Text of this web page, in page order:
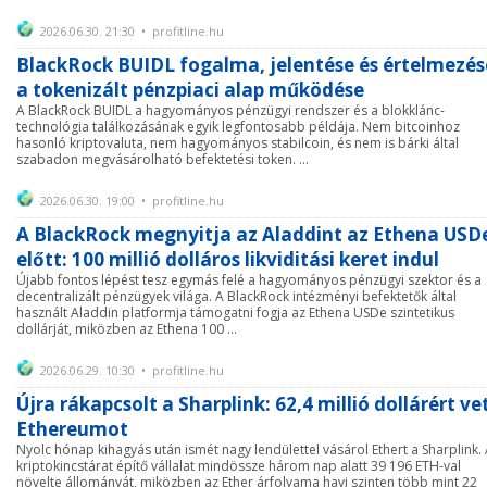
2026.06.30. 21:30 • profitline.hu
BlackRock BUIDL fogalma, jelentése és
a tokenizált pénzpiaci alap működése
A BlackRock BUIDL a hagyományos pénzügyi rendszer és a blokklánc-
technológia találkozásának egyik legfontosabb példája. Nem bitcoinhoz
hasonló kriptovaluta, nem hagyományos stabilcoin, és nem is bárki által
szabadon megvásárolható befektetési token. ...
2026.06.30. 19:00 • profitline.hu
A BlackRock megnyitja az Aladdint az Ethena
előtt: 100 millió dolláros likviditási keret indul
Újabb fontos lépést tesz egymás felé a hagyományos pénzügyi szektor és a
decentralizált pénzügyek világa. A BlackRock intézményi befektetők által
használt Aladdin platformja támogatni fogja az Ethena USDe szintetikus
dollárját, miközben az Ethena 100 ...
2026.06.29. 10:30 • profitline.hu
Újra rákapcsolt a Sharplink: 62,4 millió dollárért
Ethereumot
Nyolc hónap kihagyás után ismét nagy lendülettel vásárol Ethert a Sharplink.
kriptokincstárat építő vállalat mindössze három nap alatt 39 196 ETH-val
növelte állományát, miközben az Ether árfolyama havi szinten több mint 22